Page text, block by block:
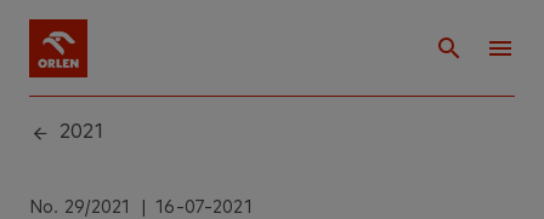
2021
No. 29/2021 | 16-07-2021